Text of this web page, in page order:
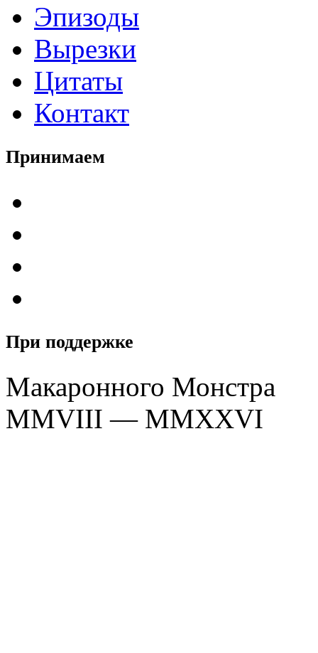
Эпизоды
Вырезки
Цитаты
Контакт
Принимаем
При поддержке
Макаронного Монстра
MMVIII — MMXXVI